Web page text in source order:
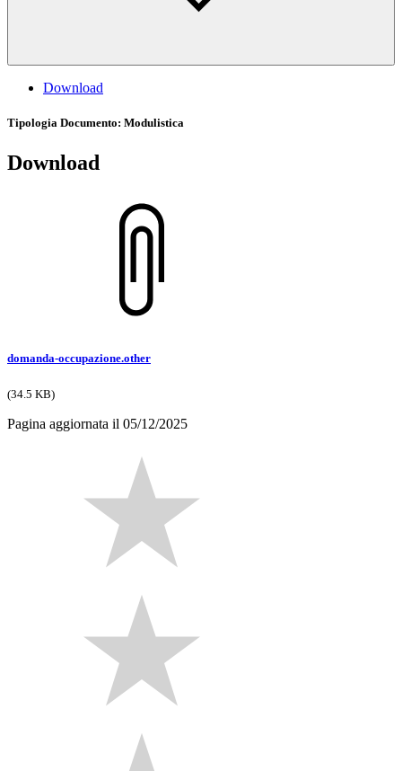
Download
Tipologia Documento: Modulistica
Download
domanda-occupazione.other
(34.5 KB)
Pagina aggiornata il 05/12/2025